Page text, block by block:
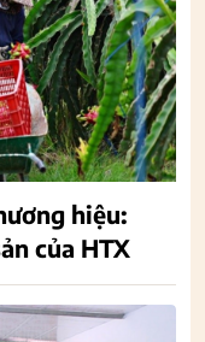
hiệu:
của HTX